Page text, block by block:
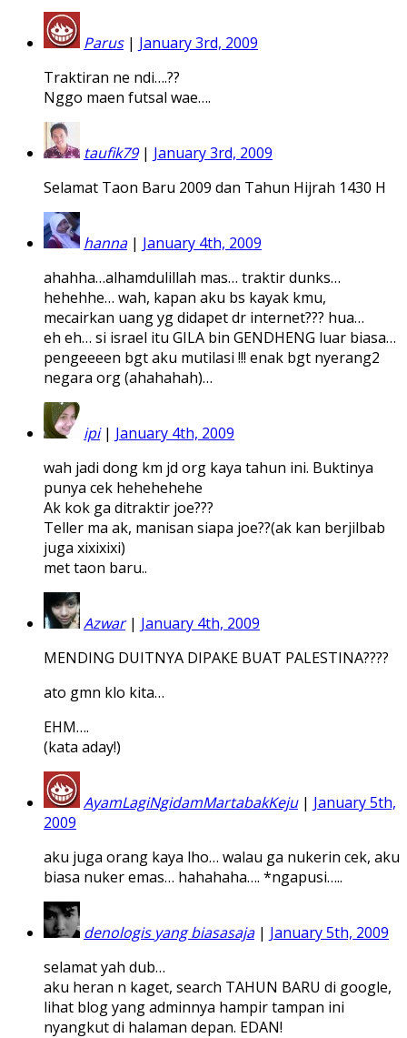
Parus| January 3rd, 2009
Traktiran ne ndi….??
Nggo maen futsal wae….
taufik79| January 3rd, 2009
Selamat Taon Baru 2009 dan Tahun Hijrah 1430 H
hanna| January 4th, 2009
ahahha…alhamdulillah mas… traktir dunks…
hehehhe… wah, kapan aku bs kayak kmu,
mecairkan uang yg didapet dr internet??? hua…
eh eh… si israel itu GILA bin GENDHENG luar biasa…
pengeeeen bgt aku mutilasi !!! enak bgt nyerang2
negara org (ahahahah)…
ipi| January 4th, 2009
wah jadi dong km jd org kaya tahun ini. Buktinya
punya cek hehehehehe
Ak kok ga ditraktir joe???
Teller ma ak, manisan siapa joe??(ak kan berjilbab
juga xixixixi)
met taon baru..
Azwar| January 4th, 2009
MENDING DUITNYA DIPAKE BUAT PALESTINA????
ato gmn klo kita…
EHM….
(kata aday!)
AyamLagiNgidamMartabakKeju| January 5th,
2009
aku juga orang kaya lho… walau ga nukerin cek, aku
biasa nuker emas… hahahaha…. *ngapusi…..
denologis yang biasasaja| January 5th, 2009
selamat yah dub…
aku heran n kaget, search TAHUN BARU di google,
lihat blog yang adminnya hampir tampan ini
nyangkut di halaman depan. EDAN!